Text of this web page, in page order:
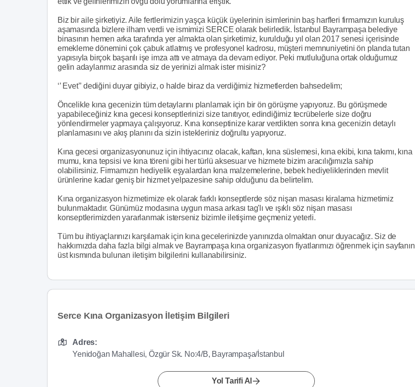
Biz bir aile şirketiyiz. Aile fertlerimizin yaşça küçük üyelerinin isimlerinin baş harfleri firmamızın kuruluş
aşamasında bizlere ilham verdi ve ismimizi SERCE olarak belirledik. İstanbul Bayrampaşa belediye
binasının hemen arka tarafında yer almakta olan şirketimiz, kurulduğu yıl olan 2017 senesi içerisinde
emekleme dönemini çok çabuk atlatmış ve profesyonel kadrosu, müşteri memnuniyetini ön planda tutan
yapısıyla birçok başarılı işe imza attı ve atmaya da devam ediyor. Peki mutluluğuna ortak olduğumuz
gelin adaylarımız arasında siz de yerinizi almak ister misiniz?
‘’ Evet’’ dediğini duyar gibiyiz, o halde biraz da verdiğimiz hizmetlerden bahsedelim;
Öncelikle kına gecenizin tüm detaylarını planlamak için bir ön görüşme yapıyoruz. Bu görüşmede
yapabileceğiniz kına gecesi konseptlerinizi size tanıtıyor, edindiğimiz tecrübelerle size doğru
yönlendirmeler yapmaya çalışıyoruz. Kına konseptinize karar verdikten sonra kına gecenizin detaylı
planlamasını ve akış planını da sizin istekleriniz doğrultu yapıyoruz.
Kına gecesi organizasyonunuz için ihtiyacınız olacak, kaftan, kına süslemesi, kına ekibi, kına takımı, kına
mumu, kına tepsisi ve kına töreni gibi her türlü aksesuar ve hizmete bizim aracılığımızla sahip
olabilirsiniz. Firmamızın hediyelik eşyalardan kına malzemelerine, bebek hediyeliklerinden mevlit
ürünlerine kadar geniş bir hizmet yelpazesine sahip olduğunu da belirtelim.
Kına organizasyon hizmetimize ek olarak farklı konseptlerde söz nişan masası kiralama hizmetimiz
bulunmaktadır. Günümüz modasına uygun masa arkası tag'lı ve ışıklı söz nişan masası
konseptlerimizden yararlanmak isterseniz bizimle iletişime geçmeniz yeterli.
Tüm bu ihtiyaçlarınızı karşılamak için kına gecelerinizde yanınızda olmaktan onur duyacağız. Siz de
hakkımızda daha fazla bilgi almak ve Bayrampaşa kına organizasyon fiyatlarımızı öğrenmek için sayfanın
üst kısmında bulunan iletişim bilgilerini kullanabilirsiniz.
Serce Kına Organizasyon İletişim Bilgileri
Adres:
Yenidoğan Mahallesi, Özgür Sk. No:4/B, Bayrampaşa/İstanbul
Yol Tarifi Al